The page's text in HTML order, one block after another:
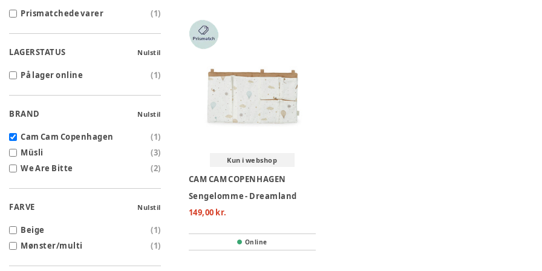
Prismatchede varer (1)
LAGERSTATUS Nulstil
På lager online (1)
BRAND Nulstil
Cam Cam Copenhagen (1)
Müsli
(3)
We Are Bitte
(2)
FARVE Nulstil
Beige (1)
Mønster/multi
(1)
Kun i webshop
CAM CAM COPENHAGEN
Sengelomme - Dreamland
149,00 kr.
Online